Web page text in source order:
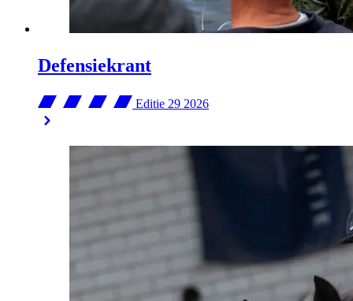
Defensiekrant
Editie 29 2026